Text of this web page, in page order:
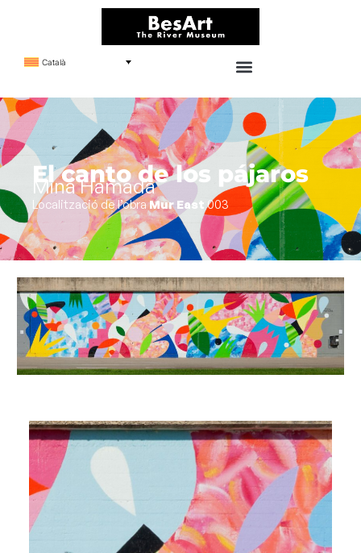
Català
El canto de los pájaros
Mina Hamada
Localització de l’obraMur East003